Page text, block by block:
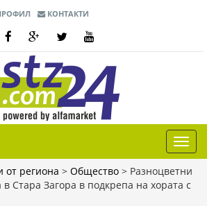
КОНТАКТИ
от региона > Общество > Разноцветни
Стара Загора в подкрепа на хората с